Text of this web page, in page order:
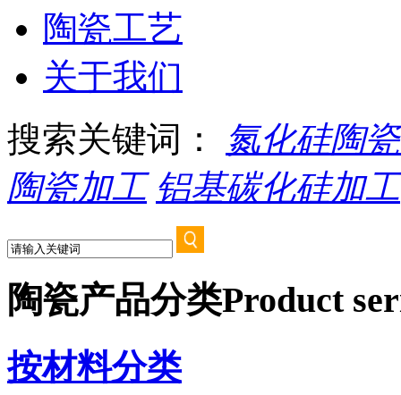
陶瓷工艺
关于我们
搜索关键词：
氮化硅陶
陶瓷加工 铝基碳化硅加工
陶瓷产品分类Product
按材料分类